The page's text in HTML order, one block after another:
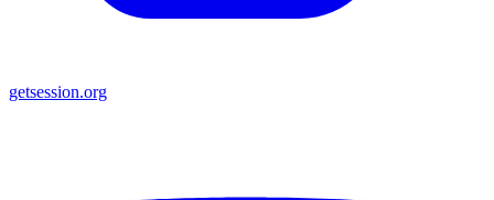
getsession.org